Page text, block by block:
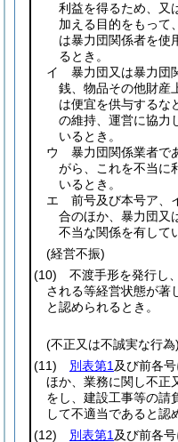
利益を得るため、又
加える目的をもって
は暴力団関係者を使
るとき。
イ 暴力団又は暴力団
銭、物品その他財産
は便宜を供与するな
の維持、運営に協力
いるとき。
ウ 暴力団関係業者で
がら、これを不当に
いるとき。
エ 前号及び本号ア、
合のほか、暴力団又
不当な関係を有して
(経営不振)
(10) 不渡手形を発行し
される等経営状態が著
と認められるとき。
(不正又は不誠実な行為)
(11)
別表第1 及び前各
ほか、業務に関し不正
をし、建設工事等の請
して不適当であると認
(12) 別表第1 及び前各